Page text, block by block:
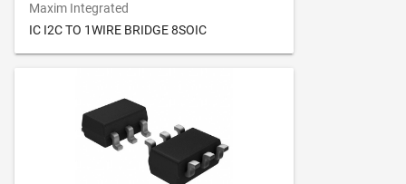
Maxim Integrated
IC I2C TO 1WIRE BRIDGE 8SOIC